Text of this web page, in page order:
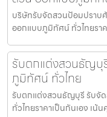
บริษัทรับจัดสวนป้อมปราบ
ออกแบบภูมิทัศน์ ทั่วไทยรา
รับตกแต่งสวนธัญบุ
ภูมิทัศน์ ทั่วไทย
รับตกแต่งสวนธัญบุรี รับจั
ทั่วไทยราคาเป็นกันเอง เ